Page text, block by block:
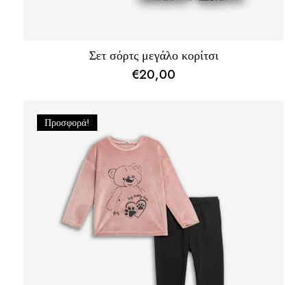
Σετ σόρτς μεγάλο κορίτσι
€20,00
Προσφορά!